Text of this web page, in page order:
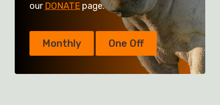
our DONATE page.
Monthly One Off